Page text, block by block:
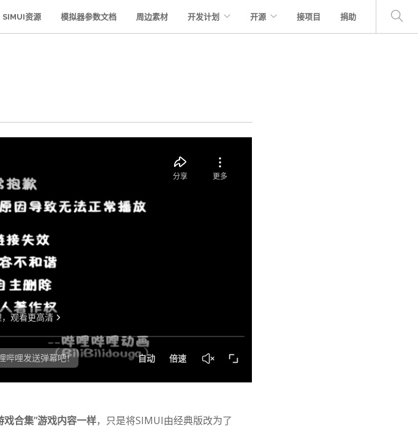
SIMUI资源 模拟器参数文档 周边素材 开发计划 开源 接项目 捐助
合集”游戏内容一样，只是将SIMUI由经典版改为了